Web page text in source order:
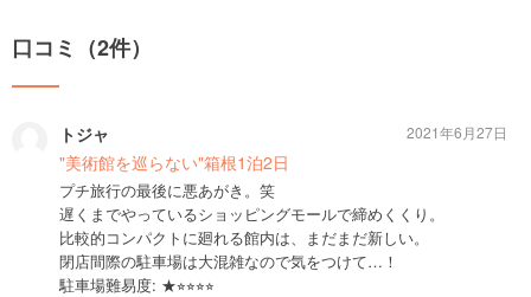
口コミ（2件）
トジャ
"美術館を巡らない"箱根1泊2日
プチ旅行の最後に悪あがき。笑
遅くまでやっているショッピングモールで締めくくり。
比較的コンパクトに廻れる館内は、まだまだ新しい。
閉店間際の駐車場は大混雑なので気をつけて…！
駐車場難易度: ★⭐︎⭐︎⭐︎⭐︎
2021年6月27日